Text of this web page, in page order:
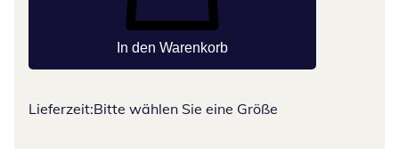
In den Warenkorb
Lieferzeit:Bitte wählen Sie eine Größe